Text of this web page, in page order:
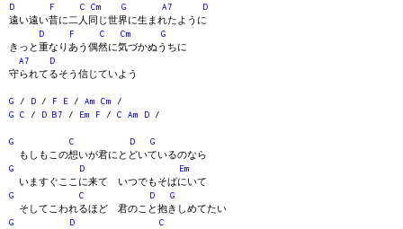
D F C Cm G A7
D
遠い遠い昔に二人同じ世界に生まれたように
D
F C Cm
G
きっと重なりあう偶然に気づかぬうちに
A7
D
守られてるそう信じていよう
G / D / F E / Am Cm /
G
C / D B7 / Em F / C Am D /
G C D
G
もしもこの想いが君にとどいているのなら
G
D
Em
いますぐここに来て いつでもそばにいて
G
C D
G
そしてこわれるほど 君のこと抱きしめてたい
G
D
C